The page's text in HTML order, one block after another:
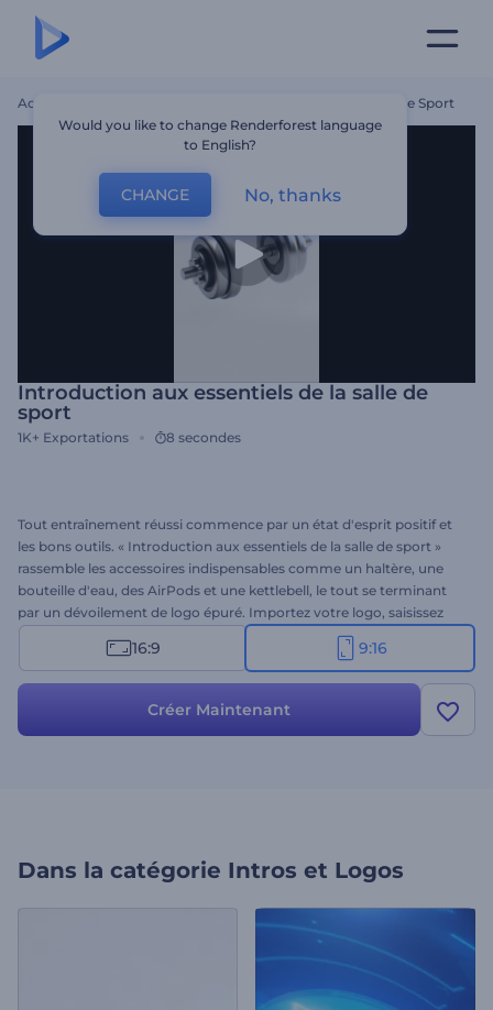
Accueil Introduction Aux Essentiels De La Salle De Sport
Introduction aux essentiels de la salle de
sport
1K+ Exportations 8 secondes
Tout entraînement réussi commence par un état d'esprit positif et
les bons outils. « Introduction aux essentiels de la salle de sport »
rassemble les accessoires indispensables comme un haltère, une
bouteille d'eau, des AirPods et une kettlebell, le tout se terminant
par un dévoilement de logo épuré. Importez votre logo, saisissez
votre slogan et choisissez une musique de fond pour une
présentation unique, avec des transitions fluides et un éclairage
projets sur le thème du sport et les contenus axés sur un mode de
16:9 9:16
Créer Maintenant
Dans la catégorie Intros et Logos
Would you like to change Renderforest language
to English?
CHANGE No, thanks